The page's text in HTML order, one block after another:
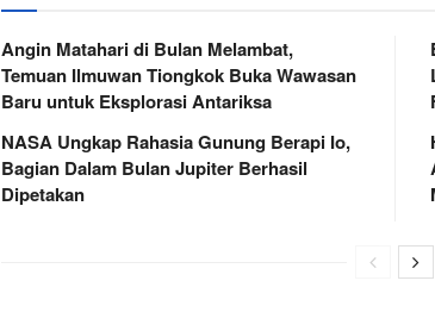
Angin Matahari di Bulan Melambat,
Temuan Ilmuwan Tiongkok Buka Wawasan
Baru untuk Eksplorasi Antariksa
NASA Ungkap Rahasia Gunung Berapi Io,
Bagian Dalam Bulan Jupiter Berhasil
Dipetakan